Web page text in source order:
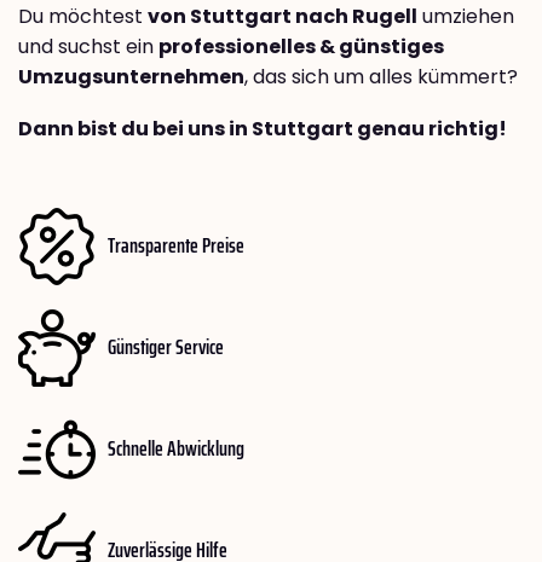
Du möchtest von Stuttgart nach Rugell umziehen
und suchst ein professionelles & günstiges
Umzugsunternehmen, das sich um alles kümmert?
Dann bist du bei uns in Stuttgart genau richtig!
Transparente Preise
Günstiger Service
Schnelle Abwicklung
Zuverlässige Hilfe